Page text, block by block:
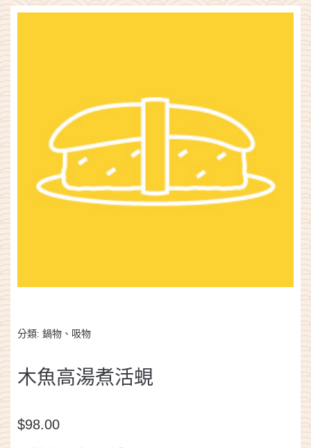
分類: 鍋物、吸物
木魚高湯煮活蜆
$98.00